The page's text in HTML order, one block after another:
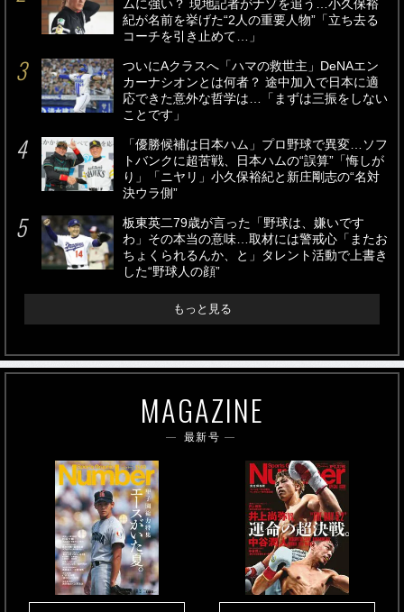
ムに強い？ 現地記者がナゾを追う…小久保裕
紀が名前を挙げた“2人の重要人物”「立ち去る
コーチを引き止めて…」
ついにAクラスへ「ハマの救世主」DeNAエン
カーナシオンとは何者？ 途中加入で日本に適
応できた意外な哲学は…「まずは三振をしない
ことです」
「優勝候補は日本ハム」プロ野球で異変…ソフ
トバンクに超苦戦、日本ハムの“誤算”「悔しが
り」「ニヤリ」小久保裕紀と新庄剛志の“名対
決ウラ側”
板東英二79歳が言った「野球は、嫌いです
わ」その本当の意味…取材には警戒心「またお
ちょくられるんか、と」タレント活動で上書き
した“野球人の顔”
もっと見る
MAGAZINE
最新号